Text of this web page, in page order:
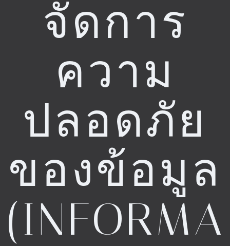
จัดการ
ความ
ปลอดภัย
ของข้อมูล
(INFORMA